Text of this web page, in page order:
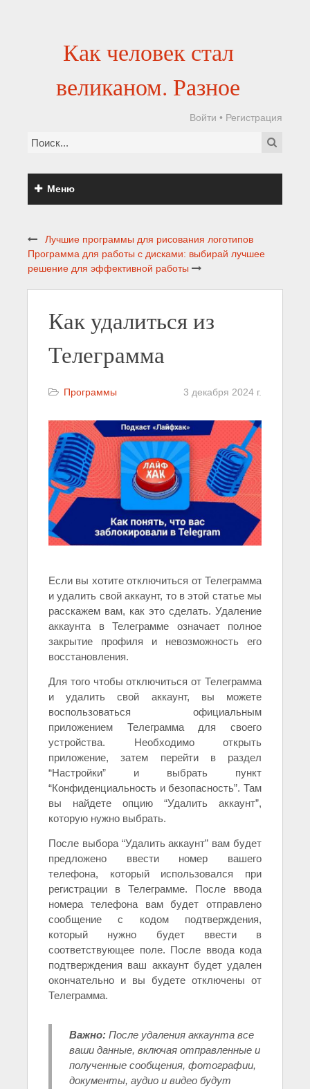
Как человек стал
великаном. Разное
Войти • Регистрация
Меню
Лучшие программы для рисования логотипов
Программа для работы с дисками: выбирай лучшее
решение для эффективной работы
Как удалиться из
Телеграмма
Программы 3 декабря 2024 г.
Если вы хотите отключиться от Телеграмма
и удалить свой аккаунт, то в этой статье мы
расскажем вам, как это сделать. Удаление
аккаунта в Телеграмме означает полное
закрытие профиля и невозможность его
восстановления.
Для того чтобы отключиться от Телеграмма
и удалить свой аккаунт, вы можете
воспользоваться официальным
приложением Телеграмма для своего
устройства. Необходимо открыть
приложение, затем перейти в раздел
“Настройки” и выбрать пункт
“Конфиденциальность и безопасность”. Там
вы найдете опцию “Удалить аккаунт”,
которую нужно выбрать.
После выбора “Удалить аккаунт” вам будет
предложено ввести номер вашего
телефона, который использовался при
регистрации в Телеграмме. После ввода
номера телефона вам будет отправлено
сообщение с кодом подтверждения,
который нужно будет ввести в
соответствующее поле. После ввода кода
подтверждения ваш аккаунт будет удален
окончательно и вы будете отключены от
Телеграмма.
Важно: После удаления аккаунта все
ваши данные, включая отправленные и
полученные сообщения, фотографии,
документы, аудио и видео будут